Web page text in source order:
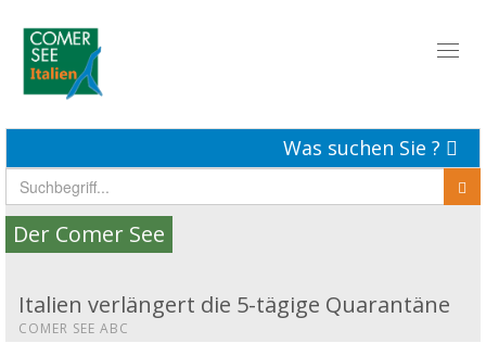
Was suchen Sie ?
Der Comer See
Italien verlängert die 5-tägige Quarantäne
COMER SEE ABC